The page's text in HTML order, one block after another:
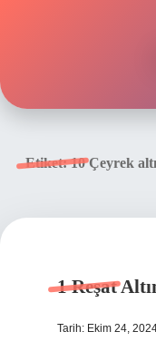
Etiket:10 Çeyrek
1 Reşat
Tarih: Ekim 24,